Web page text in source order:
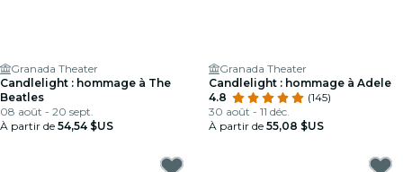
Granada Theater
Candlelight : hommage à The
Beatles
08 août - 20 sept.
À partir de 54,54 $US
Granada Theater
Candlelight : hommage à Adele
4.8
(145)
30 août - 11 déc.
À partir de 55,08 $US